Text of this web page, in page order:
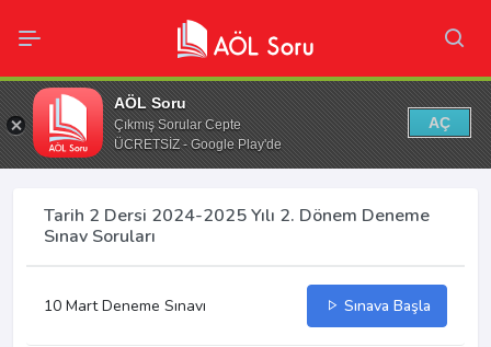
AÖL Soru
Çıkmış Sorular Cepte
ÜCRETSİZ - Google Play'de
AÇ
Tarih 2 Dersi 2024-2025 Yılı 2. Dönem Deneme
Sınav Soruları
10 Mart Deneme Sınavı Sınava Başla